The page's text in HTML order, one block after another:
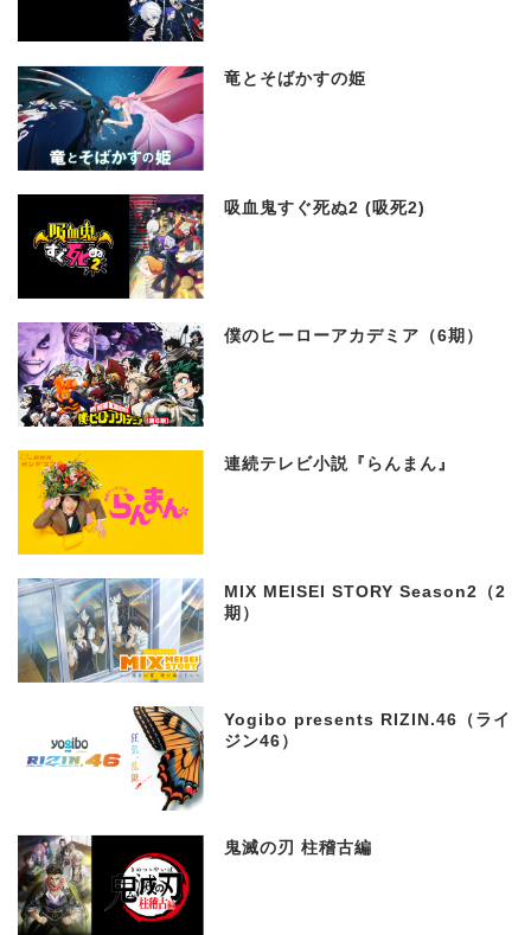
竜とそばかすの姫
吸血鬼すぐ死ぬ2 (吸死2)
僕のヒーローアカデミア（6期）
連続テレビ小説『らんまん』
MIX MEISEI STORY Season2（2
期）
Yogibo presents RIZIN.46（ライ
ジン46）
鬼滅の刃 柱稽古編